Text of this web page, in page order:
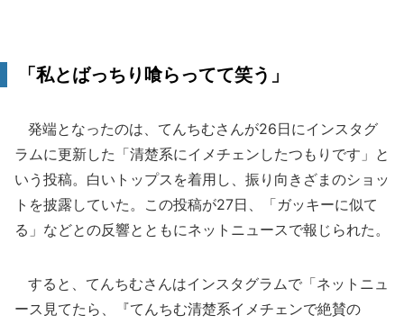
「私とばっちり喰らってて笑う」
発端となったのは、てんちむさんが26日にインスタグ
ラムに更新した「清楚系にイメチェンしたつもりです」と
いう投稿。白いトップスを着用し、振り向きざまのショッ
トを披露していた。この投稿が27日、「ガッキーに似て
る」などとの反響とともにネットニュースで報じられた。
すると、てんちむさんはインスタグラムで「ネットニュ
ース見てたら、『てんちむ清楚系イメチェンで絶賛の